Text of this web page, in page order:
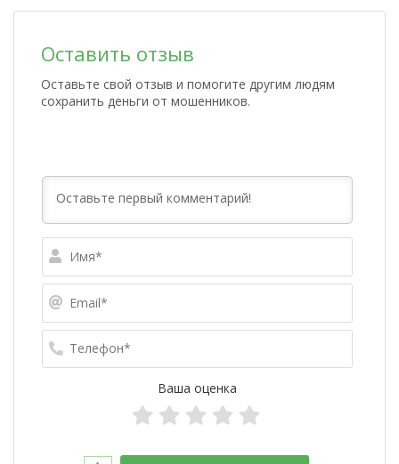
Оставить отзыв
Оставьте свой отзыв и помогите другим людям
сохранить деньги от мошенников.
Ваша оценка